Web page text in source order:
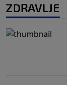
ZDRAVLJE